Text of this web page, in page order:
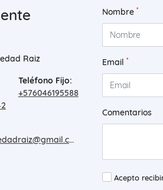
Raiz
Teléfono Fijo:
+576046195588
Nombre *
Email *
Comentarios
Acepto